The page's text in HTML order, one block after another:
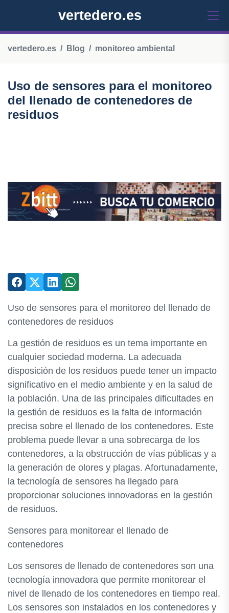
vertedero.es
vertedero.es Blog monitoreo ambiental
Uso de sensores para el monitoreo
del llenado de contenedores de
residuos
Uso de sensores para el monitoreo del llenado de
contenedores de residuos
La gestión de residuos es un tema importante en
cualquier sociedad moderna. La adecuada
disposición de los residuos puede tener un impacto
significativo en el medio ambiente y en la salud de
la población. Una de las principales dificultades en
la gestión de residuos es la falta de información
precisa sobre el llenado de los contenedores. Este
problema puede llevar a una sobrecarga de los
contenedores, a la obstrucción de vías públicas y a
la generación de olores y plagas. Afortunadamente,
la tecnología de sensores ha llegado para
proporcionar soluciones innovadoras en la gestión
de residuos.
Sensores para monitorear el llenado de
contenedores
Los sensores de llenado de contenedores son una
tecnología innovadora que permite monitorear el
nivel de llenado de los contenedores en tiempo real.
Los sensores son instalados en los contenedores y